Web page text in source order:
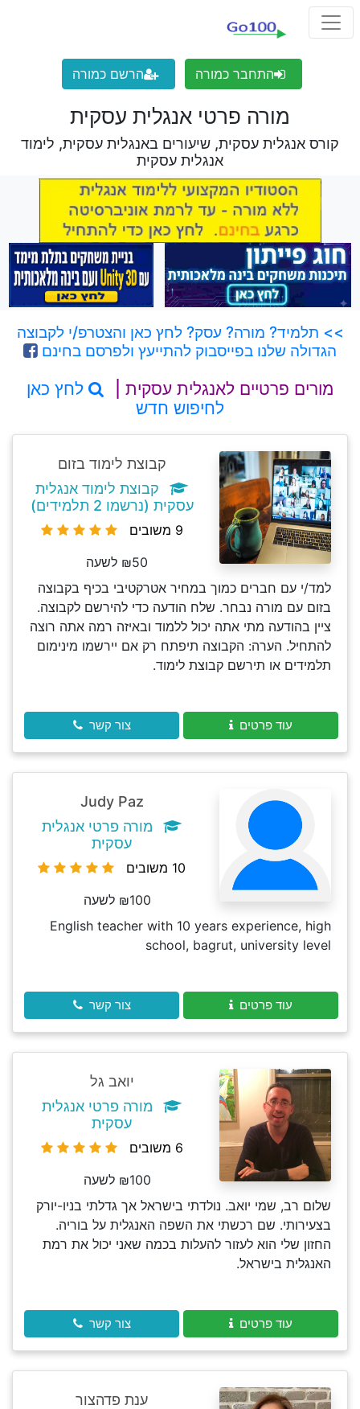
התחבר כמורה הרשם כמורה
מורה פרטי אנגלית עסקית
קורס אנגלית עסקית, שיעורים באנגלית עסקית, לימוד
אנגלית עסקית
>> תלמיד? מורה? עסק? לחץ כאן והצטרפ/י לקבוצה
הגדולה שלנו בפייסבוק להתייעץ ולפרסם בחינם
מורים פרטיים לאנגלית עסקית |
לחץ כאן
לחיפוש חדש
קבוצת לימוד בזום
קבוצת לימוד אנגלית
עסקית (נרשמו 2 תלמידים)
9 משובים
₪50 לשעה
למד/י עם חברים כמוך במחיר אטרקטיבי בכיף בקבוצה
בזום עם מורה נבחר. שלח הודעה כדי להירשם לקבוצה.
ציין בהודעה מתי אתה יכול ללמוד ובאיזה רמה אתה רוצה
להתחיל. הערה: הקבוצה תיפתח רק אם יירשמו מינימום
תלמידים או תירשם קבוצת לימוד.
עוד פרטים צור קשר
Judy Paz
מורה פרטי אנגלית
עסקית
10 משובים
₪100 לשעה
English teacher with 10 years experience, high
school, bagrut, university level
עוד פרטים צור קשר
יואב גל
מורה פרטי אנגלית
עסקית
6 משובים
₪100 לשעה
שלום רב, שמי יואב. נולדתי בישראל אך גדלתי בניו-יורק
בצעירותי. שם רכשתי את השפה האנגלית על בוריה.
החזון שלי הוא לעזור להעלות בכמה שאני יכול את רמת
האנגלית בישראל.
עוד פרטים צור קשר
ענת פדהצור